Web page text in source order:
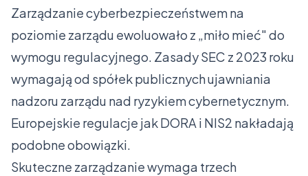
Zarządzanie cyberbezpieczeństwem na
poziomie zarządu ewoluowało z „miło mieć" do
wymogu regulacyjnego. Zasady SEC z 2023 roku
wymagają od spółek publicznych ujawniania
nadzoru zarządu nad ryzykiem cybernetycznym.
Europejskie regulacje jak DORA i NIS2 nakładają
podobne obowiązki.
Skuteczne zarządzanie wymaga trzech